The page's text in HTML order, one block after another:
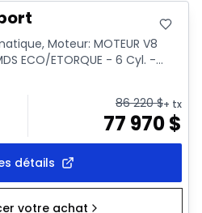
Moteur: MOTEUR V8
ECO/ETORQUE - 6 Cyl. -...
86 220$+ tx
77 970$
détails
votre achat